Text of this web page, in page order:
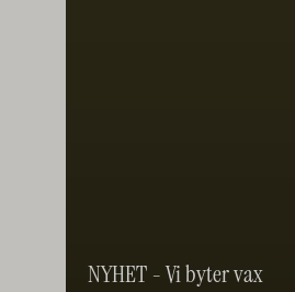
NYHET - Vi byter vax